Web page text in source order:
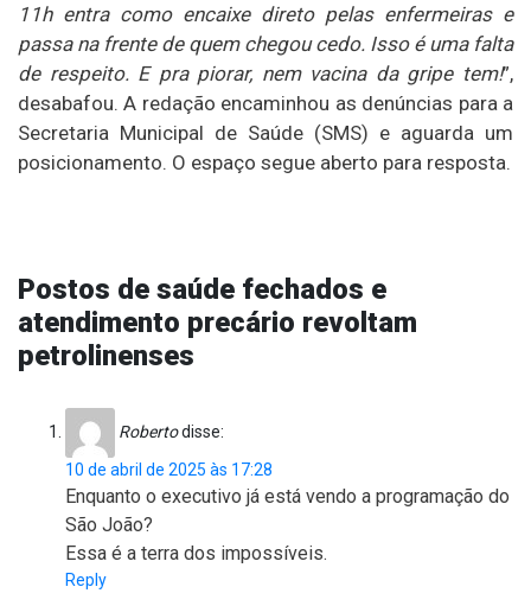
11h entra como encaixe direto pelas enfermeiras e
passa na frente de quem chegou cedo. Isso é uma falta
de respeito. E pra piorar, nem vacina da gripe tem!”,
desabafou. A redação encaminhou as denúncias para a
Secretaria Municipal de Saúde (SMS) e aguarda um
posicionamento. O espaço segue aberto para resposta.
Postos de saúde fechados e
atendimento precário revoltam
petrolinenses
Robertodisse:
10 de abril de 2025 às 17:28
Enquanto o executivo já está vendo a programação do
São João?
Essa é a terra dos impossíveis.
Reply